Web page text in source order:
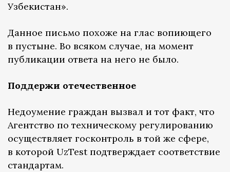
Узбекистан».
Данное письмо похоже на глас вопиющего
в пустыне. Во всяком случае, на момент
публикации ответа на него не было.
Поддержи отечественное
Недоумение граждан вызвал и тот факт, что
Агентство по техническому регулированию
осуществляет госконтроль в той же сфере,
в которой UzTest подтверждает соответствие
стандартам.